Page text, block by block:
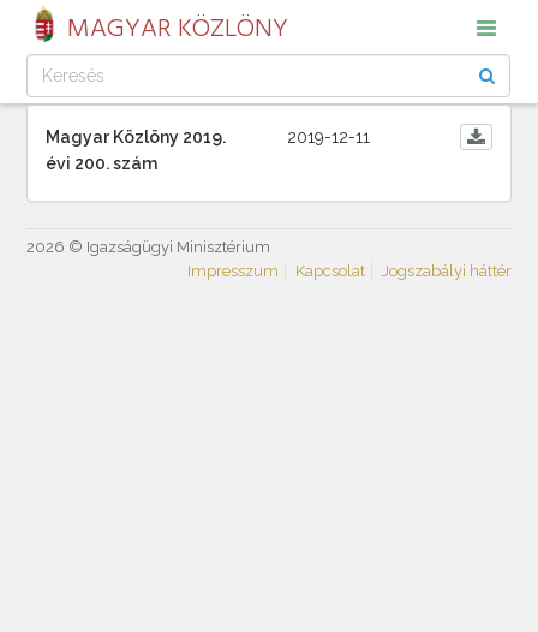
MAGYAR KÖZLÖNY
Magyar Közlöny 2019.
évi 200. szám
2019-12-11
2026 © Igazságügyi Minisztérium
Impresszum
Kapcsolat Jogszabályi háttér